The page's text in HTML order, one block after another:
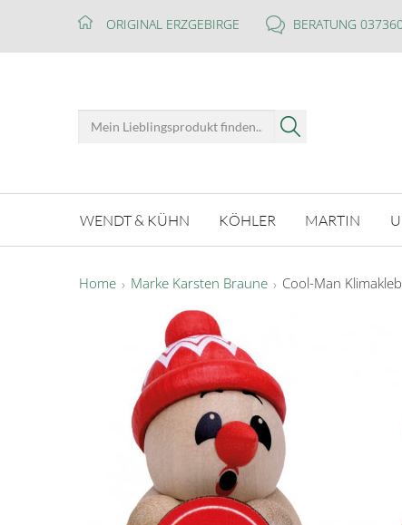
ORIGINAL ERZGEBIRGE BERATUNG
WENDT & KÜHN KÖHLER MARTIN
Home Marke Karsten Braune Cool-Man